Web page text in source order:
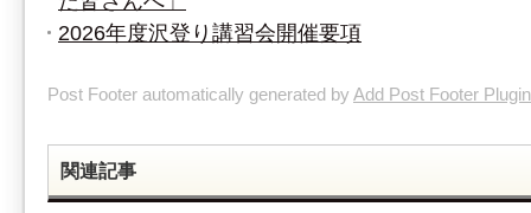
2026年度沢登り講習会開催要項
Post Footer automatically generated by Add Post Footer Plugin
関連記事